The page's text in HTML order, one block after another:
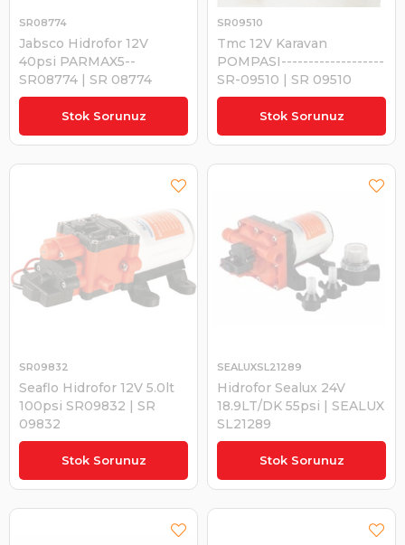
Stok Sorunuz
Jabsco Hidrofor 12V
40psi PARMAX5--
SR08774 | SR 08774
SR08774
₺18.080,85 Stok Sorunuz
Tmc 12V Karavan
POMPASI-------------------
SR-09510 | SR 09510
SR09510
₺642,71
Stok Sorunuz
Seaflo Hidrofor 12V 5.0lt
100psi SR09832 | SR
09832
SR09832
₺2.033,84 Stok Sorunuz
Hidrofor Sealux 24V
18.9LT/DK 55psi | SEALUX
SL21289
SEALUXSL21289
₺4.284,77